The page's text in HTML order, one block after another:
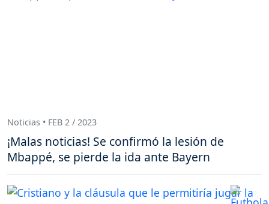
Noticias • FEB 2 / 2023
¡Malas noticias! Se confirmó la lesión de
Mbappé, se pierde la ida ante Bayern